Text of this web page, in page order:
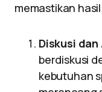
memastikan
Diskusi
berdiskusi
kebutuhan